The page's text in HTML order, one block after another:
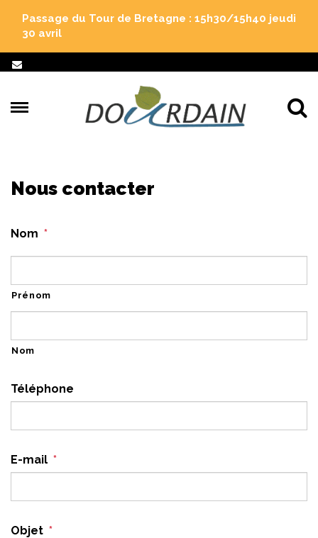
Passage du Tour de Bretagne : 15h30/15h40 jeudi
30 avril
Nous contacter
Nom *
Prénom
Nom
Téléphone
E-mail *
Objet *